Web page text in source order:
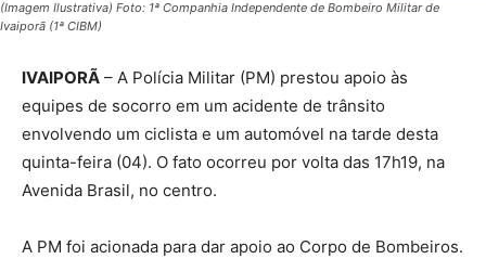
(Imagem Ilustrativa) Foto: 1ª Companhia Independente de Bombeiro Militar de
Ivaiporã (1ª CIBM)
IVAIPORÃ – A Polícia Militar (PM) prestou apoio às
equipes de socorro em um acidente de trânsito
envolvendo um ciclista e um automóvel na tarde desta
quinta-feira (04). O fato ocorreu por volta das 17h19, na
Avenida Brasil, no centro.
A PM foi acionada para dar apoio ao Corpo de Bombeiros.